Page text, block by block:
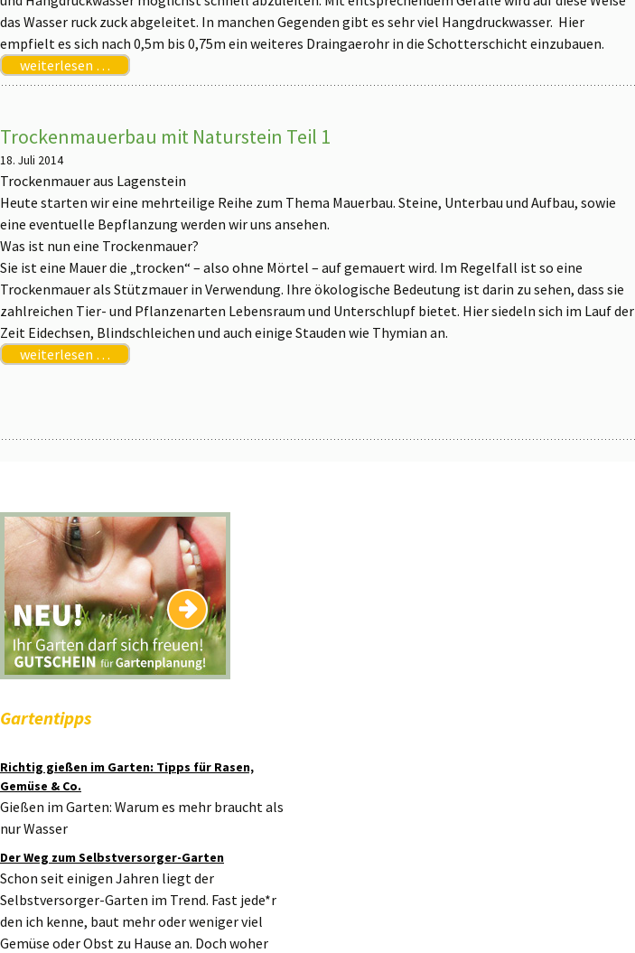
das Wasser ruck zuck abgeleitet. In manchen Gegenden gibt es sehr viel Hangdruckwasser. Hier
empfielt es sich nach 0,5m bis 0,75m ein weiteres Draingaerohr in die Schotterschicht einzubauen.
weiterlesen …
Trockenmauerbau mit Naturstein Teil 1
18. Juli 2014
Trockenmauer aus Lagenstein
Heute starten wir eine mehrteilige Reihe zum Thema Mauerbau. Steine, Unterbau und Aufbau, sowie
eine eventuelle Bepflanzung werden wir uns ansehen.
Was ist nun eine Trockenmauer?
Sie ist eine Mauer die „trocken“ – also ohne Mörtel – auf gemauert wird. Im Regelfall ist so eine
Trockenmauer als Stützmauer in Verwendung. Ihre ökologische Bedeutung ist darin zu sehen, dass sie
zahlreichen Tier- und Pflanzenarten Lebensraum und Unterschlupf bietet. Hier siedeln sich im Lauf der
Zeit Eidechsen, Blindschleichen und auch einige Stauden wie Thymian an.
weiterlesen …
Gartentipps
Richtig gießen im Garten: Tipps für Rasen,
Gemüse & Co.
Gießen im Garten: Warum es mehr braucht als
nur Wasser
Der Weg zum Selbstversorger-Garten
Schon seit einigen Jahren liegt der
Selbstversorger-Garten im Trend. Fast jede*r
den ich kenne, baut mehr oder weniger viel
Gemüse oder Obst zu Hause an. Doch woher